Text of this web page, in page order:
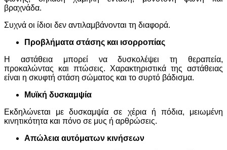
βραχνάδα.
Συχνά οι ίδιοι δεν αντιλαμβάνονται τη διαφορά.
Προβλήματα στάσης και ισορροπίας
Η αστάθεια μπορεί να δυσκολέψει τη θεραπεία,
προκαλώντας και πτώσεις. Χαρακτηριστικά της αστάθειας
είναι η σκυφτή στάση σώματος και το συρτό βάδισμα.
Μυϊκή δυσκαμψία
Εκδηλώνεται με δυσκαμψία σε χέρια ή πόδια, μειωμένη
κινητικότητα και πόνο σε μυς ή αρθρώσεις.
Απώλεια αυτόματων κινήσεων